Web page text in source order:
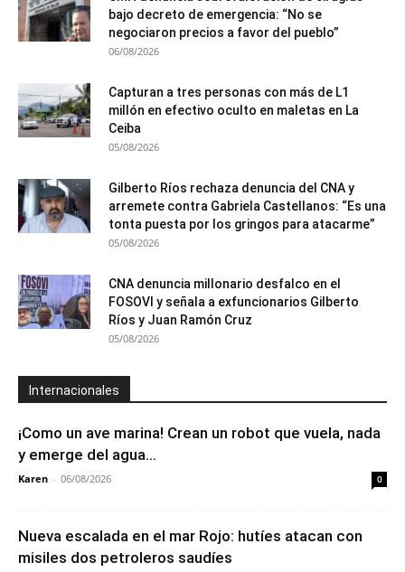
bajo decreto de emergencia: “No se
negociaron precios a favor del pueblo”
06/08/2026
Capturan a tres personas con más de L1
millón en efectivo oculto en maletas en La
Ceiba
05/08/2026
Gilberto Ríos rechaza denuncia del CNA y
arremete contra Gabriela Castellanos: “Es una
tonta puesta por los gringos para atacarme”
05/08/2026
CNA denuncia millonario desfalco en el
FOSOVI y señala a exfuncionarios Gilberto
Ríos y Juan Ramón Cruz
05/08/2026
Internacionales
¡Como un ave marina! Crean un robot que vuela, nada
y emerge del agua...
Karen - 06/08/2026 0
Nueva escalada en el mar Rojo: hutíes atacan con
misiles dos petroleros saudíes